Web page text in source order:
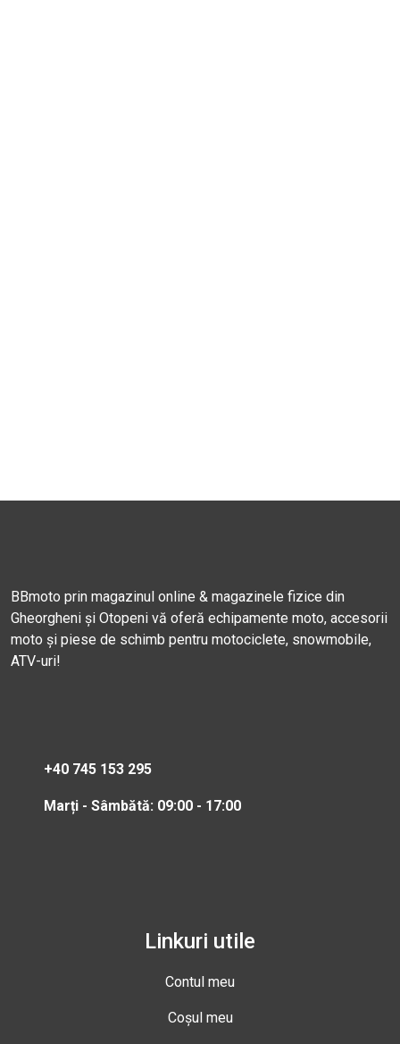
BBmoto prin magazinul online & magazinele fizice din
Gheorgheni și Otopeni vă oferă echipamente moto, accesorii
moto și piese de schimb pentru motociclete, snowmobile,
ATV-uri!
+40 745 153 295
Marți - Sâmbătă: 09:00 - 17:00
Linkuri utile
Contul meu
Coșul meu